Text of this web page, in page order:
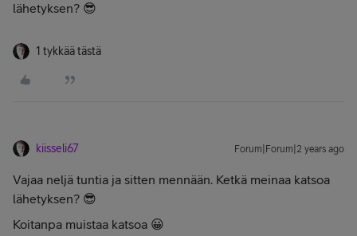
lähetyksen? 😎
1 tykkää tästä
kiisseli67 Forum|Forum|2 years ago
Vajaa neljä tuntia ja sitten mennään. Ketkä meinaa katsoa
lähetyksen? 😎
Koitanpa muistaa katsoa 😀